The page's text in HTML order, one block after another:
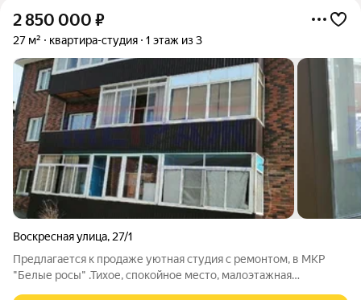
2 850 000 ₽
27 м² квартира-студия 1 этаж из 3
Воскресная улица, 27/1
Предлагается к продаже уютная студия с ремонтом, в МКР
"Белые росы" .Тихое, спокойное место, малоэтажная